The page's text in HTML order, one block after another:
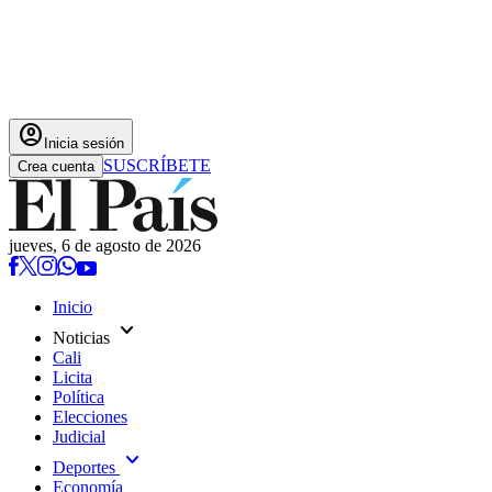
account_circle Inicia sesión
Crea cuenta SUSCRÍBETE
jueves, 6 de agosto de 2026
Inicio
Noticias expand_more
Cali
Licita
Política
Elecciones
Judicial
Deportes expand_more
Economía